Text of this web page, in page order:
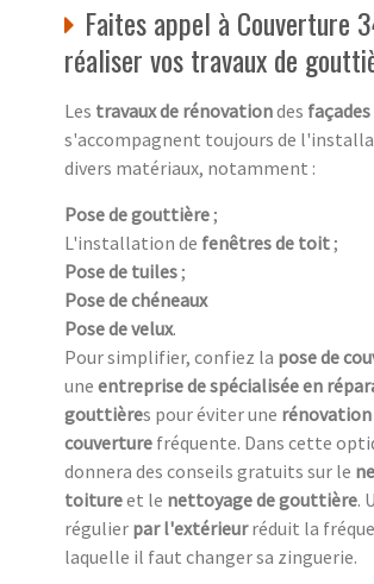
Faites appel à Couverture
réaliser vos travaux de
Les travaux de rénovationdes façades
s'accompagnent toujours de
divers matériaux, notamment :
Pose de gouttière;
L'installation de fenêtres de toit;
Pose de tuiles;
Pose de chéneaux
Pose de velux.
Pour simplifier, confiez la pose de
une entreprise de spécialisée en
gouttières pour éviter une rénovation
couverture fréquente. Dans cette
donnera des conseils gratuits sur le
toitureet le nettoyage de gouttière.
régulier par l'extérieurréduit la
laquelle il faut changer sa zinguerie.